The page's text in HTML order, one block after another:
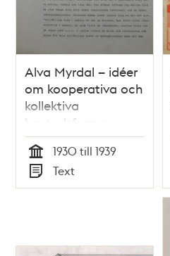
Alva Myrdal – idéer
om kooperativa och
kollektiva
bostadsformer
Tid
1930 till 1939
Typ
Text